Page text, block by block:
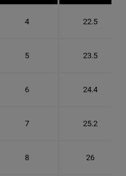
4 22.5
5 23.5
6 24.4
7 25.2
8 26